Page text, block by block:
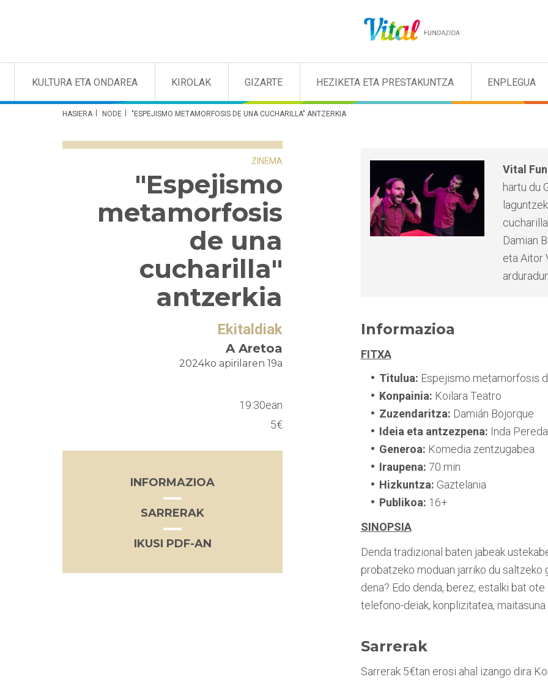
KULTURA ETA ONDAREA KIROLAK GIZARTE HEZIKETA ETA PRESTAKUNTZA ENPLEGUA
HASIERA NODE "ESPEJISMO METAMORFOSIS DE UNA CUCHARILLA" ANTZERKIA
ZINEMA
"Espejismo
metamorfosis
de una
cucharilla"
antzerkia
Ekitaldiak
A Aretoa
2024ko apirilaren 19a
19:30ean
5€
INFORMAZIOA
SARRERAK
IKUSI PDF-AN
Vital
hartu du
Damian
eta Aitor
Informazioa
FITXA
Titulua: Espejismo metamorfosis
Konpainia: Koilara Teatro
Zuzendaritza: Damián Bojorque
Ideia eta antzezpena: Inda
Generoa: Komedia zentzugabea
Iraupena: 70 min
Hizkuntza: Gaztelania
Publikoa: 16+
SINOPSIA
Denda tradizional baten jabeak
probatzeko moduan jarriko du saltzeko
dena? Edo denda, berez, estalki bat
telefono-deiak, konplizitatea, maitasuna
Sarrerak
Sarrerak 5€tan erosi ahal izango dira